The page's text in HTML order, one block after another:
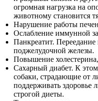
огромная нагрузка на
животному становится
Нарушение работы
Ослабление иммунной
Панкреатит.
поджелудочной железы.
Повышение
Сахарный диабет. К
собаки, страдающие от
поддерживать
строгой диеты.